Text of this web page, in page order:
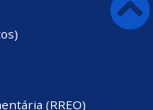
(RREO)